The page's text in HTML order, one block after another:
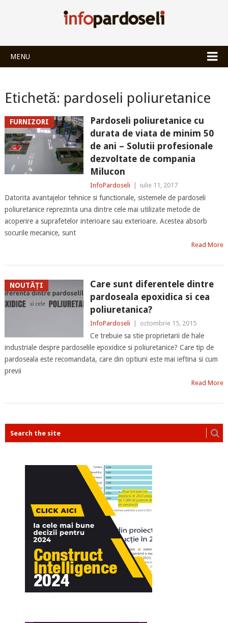
MENU
Etichetă: pardoseli poliuretanice
FURNIZORI
Pardoseli poliuretanice cu
durata de viata de minim 50
de ani – Solutii profesionale
dezvoltate de compania
Milucon
InfoPardoseli iulie 11, 2017
Datorita avantajelor tehnice si functionale, sistemele de pardoseli
poliuretanice reprezinta una dintre cele mai utilizate metode de
acoperire a suprafetelor interioare sau exterioare. Acestea absorb
socurile mecanice, sunt
Read More
NOUTĂȚI
Care sunt diferentele dintre
pardoseala epoxidica si cea
poliuretanica?
InfoPardoseli octombrie 15, 2015
Ce trebuie sa stie proprietarii de hale
industriale despre pardoselile epoxidice si poliuretanice? Care tip de
pardoseala este recomandata, care din optiuni este mai ieftina si cum
previi
Read More
POSTS
NAVIGATION